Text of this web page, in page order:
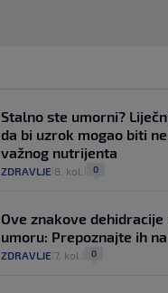
Stalno ste umorni?
da bi uzrok mogao biti
važnog nutrijenta
ZDRAVLJE 8. kol. 0
Ove znakove
umoru: Prepoznajte ih
ZDRAVLJE 7. kol. 0